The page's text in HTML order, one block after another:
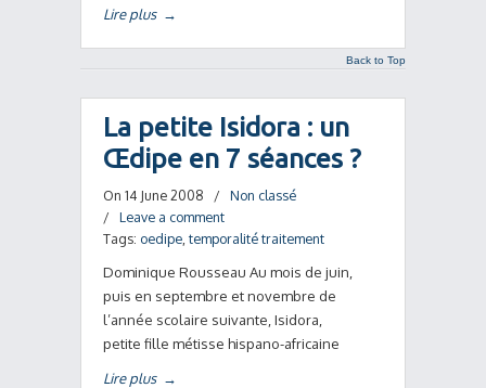
Lire plus →
Back to Top
La petite Isidora : un
Œdipe en 7 séances ?
On 14 June 2008 /
Non classé
/ Leave a comment
Tags: oedipe temporalité traitement
Dominique Rousseau Au mois de juin,
puis en septembre et novembre de
l’année scolaire suivante, Isidora,
petite fille métisse hispano-africaine
Lire plus →